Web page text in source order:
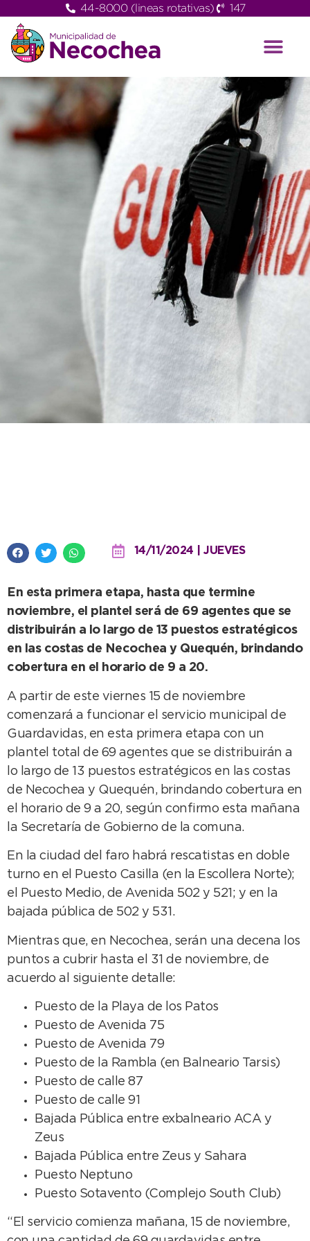
44-8000 (lineas rotativas) 147
14/11/2024 | JUEVES
En esta primera etapa, hasta que termine
noviembre, el plantel será de 69 agentes que se
distribuirán a lo largo de 13 puestos estratégicos
en las costas de Necochea y Quequén, brindando
cobertura en el horario de 9 a 20.
A partir de este viernes 15 de noviembre
comenzará a funcionar el servicio municipal de
Guardavidas, en esta primera etapa con un
plantel total de 69 agentes que se distribuirán a
lo largo de 13 puestos estratégicos en las costas
de Necochea y Quequén, brindando cobertura en
el horario de 9 a 20, según confirmo esta mañana
la Secretaría de Gobierno de la comuna.
En la ciudad del faro habrá rescatistas en doble
turno en el Puesto Casilla (en la Escollera Norte);
el Puesto Medio, de Avenida 502 y 521; y en la
bajada pública de 502 y 531.
Mientras que, en Necochea, serán una decena los
puntos a cubrir hasta el 31 de noviembre, de
acuerdo al siguiente detalle:
Puesto de la Playa de los Patos
Puesto de Avenida 75
Puesto de Avenida 79
Puesto de la Rambla (en Balneario Tarsis)
Puesto de calle 87
Puesto de calle 91
Bajada Pública entre exbalneario ACA y
Zeus
Bajada Pública entre Zeus y Sahara
Puesto Neptuno
Puesto Sotavento (Complejo South Club)
“El servicio comienza mañana, 15 de noviembre,